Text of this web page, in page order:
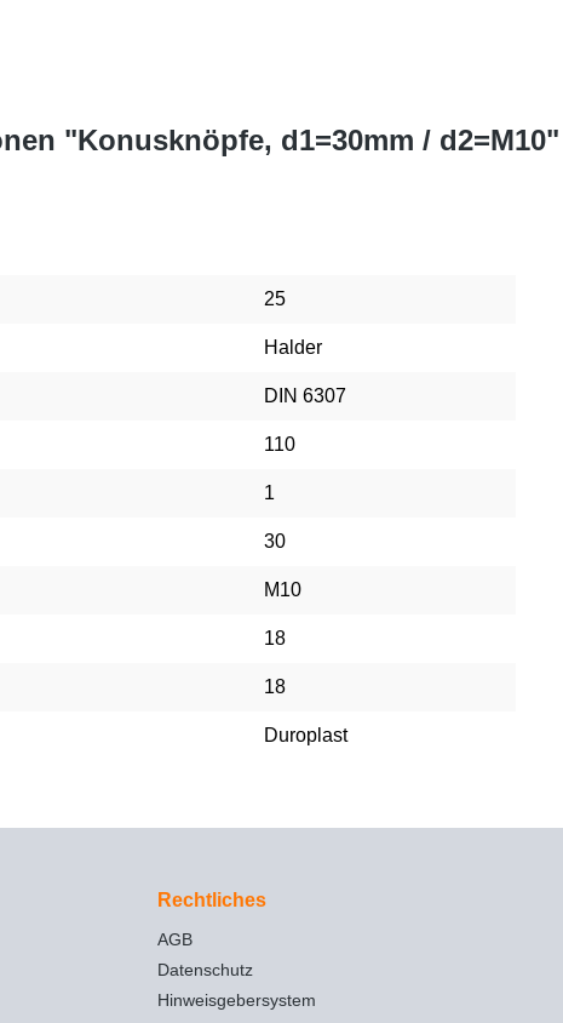
"Konusknöpfe, d1=30mm / d2=M10"
25
Halder
DIN 6307
110
1
30
M10
18
18
Duroplast
Rechtliches
AGB
Datenschutz
Hinweisgebersystem